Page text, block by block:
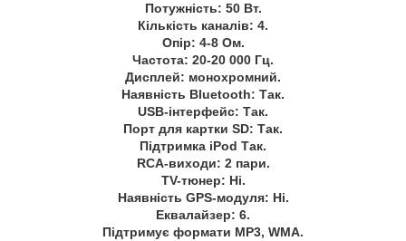
Потужність: 50 Вт.
Кількість каналів: 4.
Опір: 4-8 Ом.
Частота: 20-20 000 Гц.
Дисплей: монохромний.
Наявність Bluetooth: Так.
USB-інтерфейс: Так.
Порт для картки SD: Так.
Підтримка iPod Так.
RCA-виходи: 2 пари.
TV-тюнер: Ні.
Наявність GPS-модуля: Ні.
Еквалайзер: 6.
Підтримує формати MP3, WMA.